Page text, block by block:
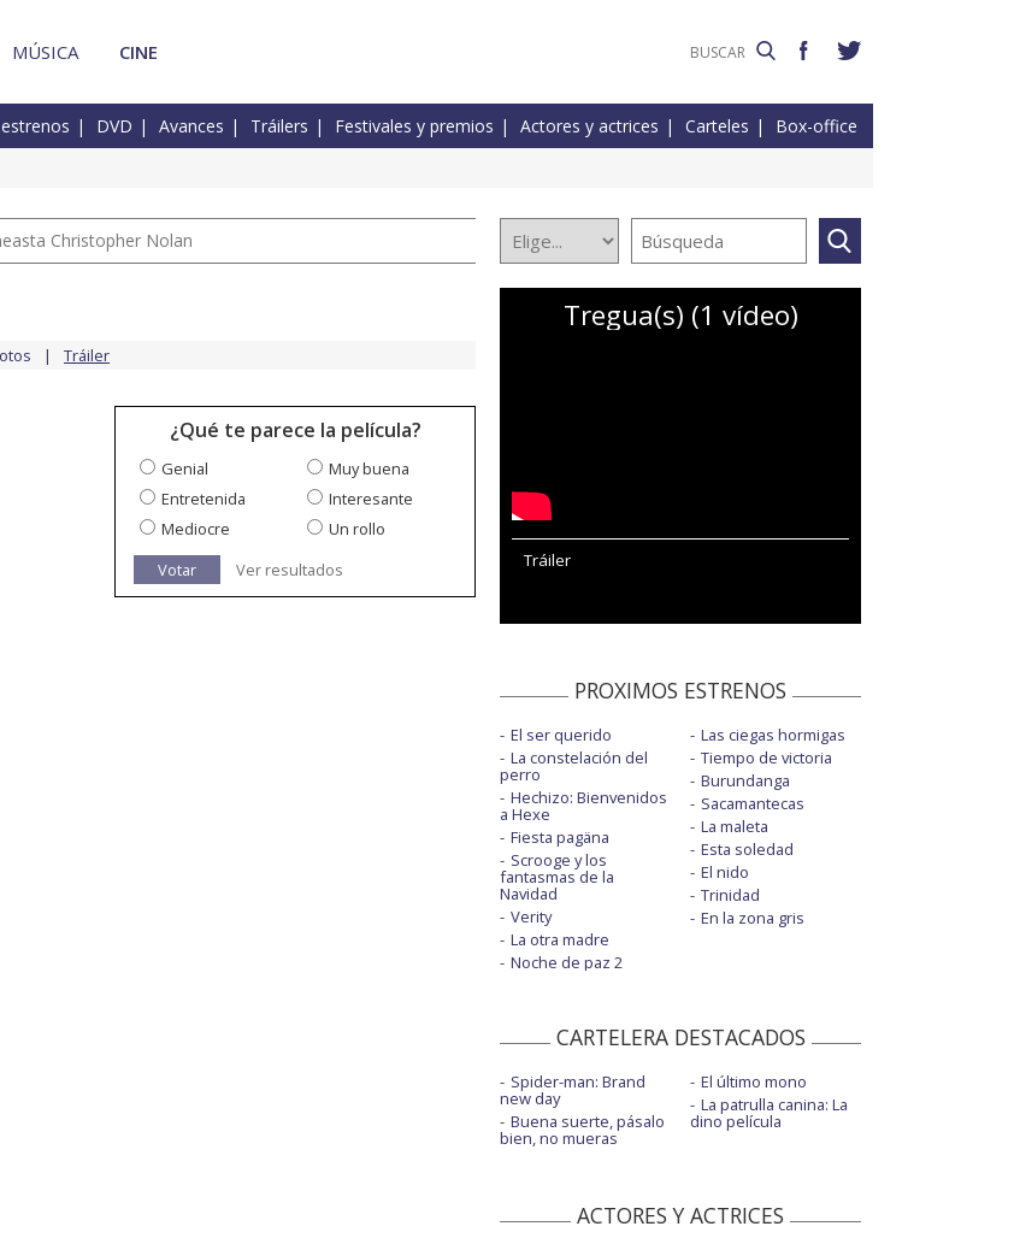
MÚSICA CINE
DVD Avances Tráilers Festivales y premios Actores y actrices Carteles Box-office
Christopher Nolan
Tráiler
¿Qué te parece la película?
Genial
Muy buena
Entretenida
Interesante
Mediocre
Un rollo
Votar
Ver resultados
Tregua(s) (1 vídeo)
Tráiler
PROXIMOS ESTRENOS
El ser querido
La constelación del
perro
Hechizo: Bienvenidos
a Hexe
Fiesta pagäna
Scrooge y los
fantasmas de la
Navidad
Verity
La otra madre
Noche de paz 2
Las ciegas hormigas
Tiempo de victoria
Burundanga
Sacamantecas
La maleta
Esta soledad
El nido
Trinidad
En la zona gris
CARTELERA DESTACADOS
Spider-man: Brand
new day
Buena suerte, pásalo
bien, no mueras
El último mono
La patrulla canina: La
dino película
ACTORES Y ACTRICES